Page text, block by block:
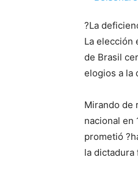
?La
La elección
de Brasil
elogios a la
Mirando de
nacional en
prometió
la dictadura